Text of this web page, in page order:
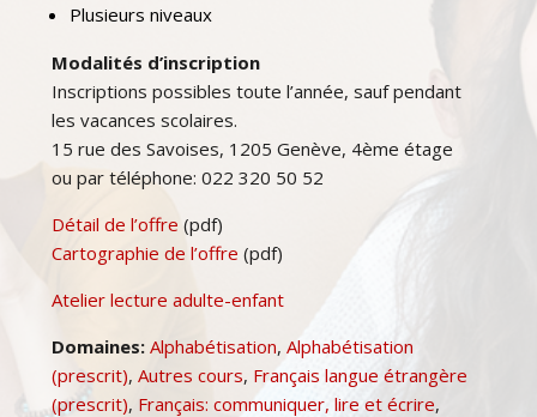
Plusieurs niveaux
Modalités d’inscription
Inscriptions possibles toute l’année, sauf pendant
les vacances scolaires.
15 rue des Savoises, 1205 Genève, 4ème étage
ou par téléphone: 022 320 50 52
Détail de l’offre (pdf)
Cartographie de l’offre (pdf)
Atelier lecture adulte-enfant
Domaines: Alphabétisation, Alphabétisation
(prescrit), Autres cours, Français langue étrangère
(prescrit), Français: communiquer, lire et écrire,